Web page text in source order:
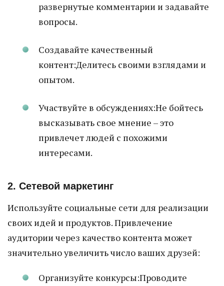
развернутые комментарии и задавайте
вопросы.
Создавайте качественный
контент:Делитесь своими взглядами и
опытом.
Участвуйте в обсуждениях:Не бойтесь
высказывать свое мнение – это
привлечет людей с похожими
интересами.
2. Сетевой маркетинг
Используйте социальные сети для реализации
своих идей и продуктов. Привлечение
аудитории через качество контента может
значительно увеличить число ваших друзей:
Организуйте конкурсы:Проводите